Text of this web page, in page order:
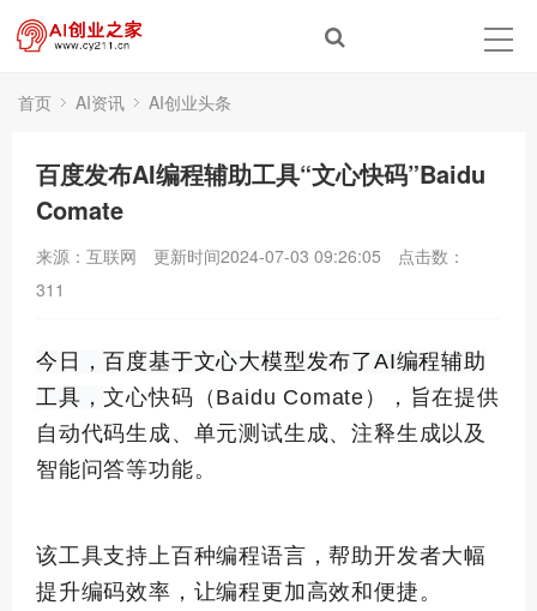
首页 AI资讯 AI创业头条
百度发布AI编程辅助工具“文心快码”Baidu
Comate
来源：互联网 更新时间2024-07-03 09:26:05
点击数：
311
今日，百度基于文心大模型发布了AI编程辅助
工具，文心快码（Baidu Comate），旨在提供
自动代码生成、单元测试生成、注释生成以及
智能问答等功能。
该工具支持上百种编程语言，帮助开发者大幅
提升编码效率，让编程更加高效和便捷。